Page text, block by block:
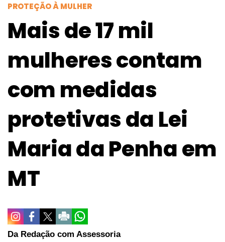
PROTEÇÃO À MULHER
Mais de 17 mil
mulheres contam
com medidas
protetivas da Lei
Maria da Penha em
MT
Da Redação com Assessoria